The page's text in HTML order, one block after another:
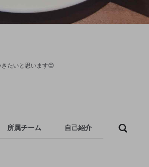
たいと思います😊
所属チーム 自己紹介